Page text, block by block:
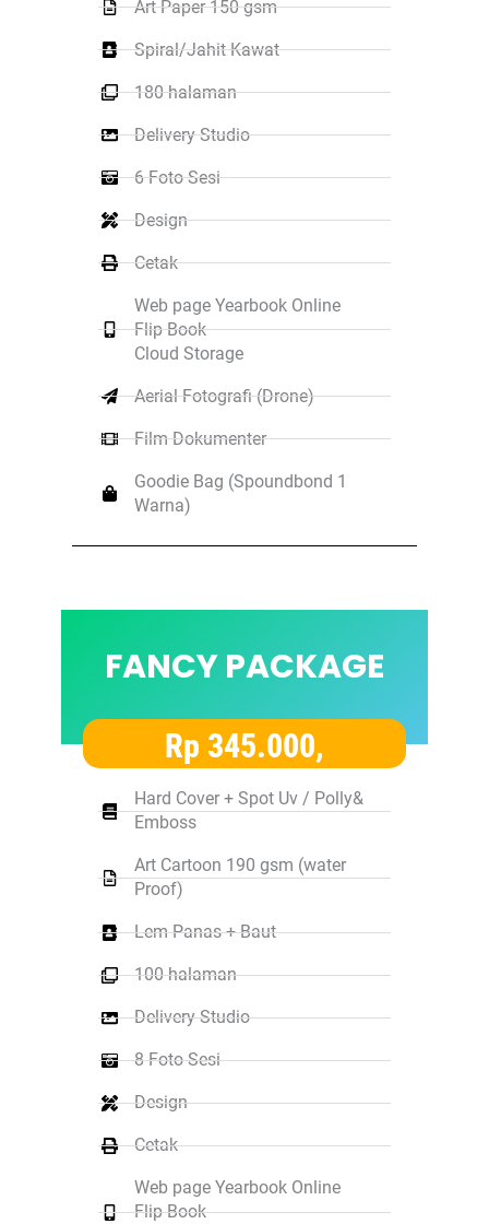
Art Paper 150 gsm
Spiral/Jahit Kawat
180 halaman
Delivery Studio
6 Foto Sesi
Design
Cetak
Web page Yearbook Online
Flip Book
Cloud Storage
Aerial Fotografi (Drone)
Film Dokumenter
Goodie Bag (Spoundbond 1
Warna)
FANCY PACKAGE
Rp 345.000,
Hard Cover + Spot Uv / Polly&
Emboss
Art Cartoon 190 gsm (water
Proof)
Lem Panas + Baut
100 halaman
Delivery Studio
8 Foto Sesi
Design
Cetak
Web page Yearbook Online
Flip Book